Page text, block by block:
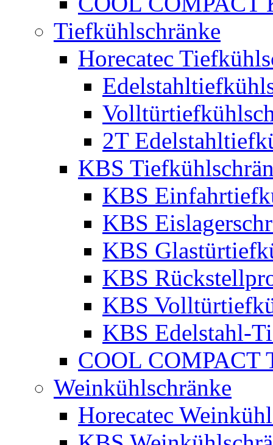
Tiefkühlschränke
Horecatec
2T
KBS
KBS
KBS
KBS
KBS
KBS
KBS Edelstahl-
COOL COMPACT
Weinkühlschränke
Horecatec